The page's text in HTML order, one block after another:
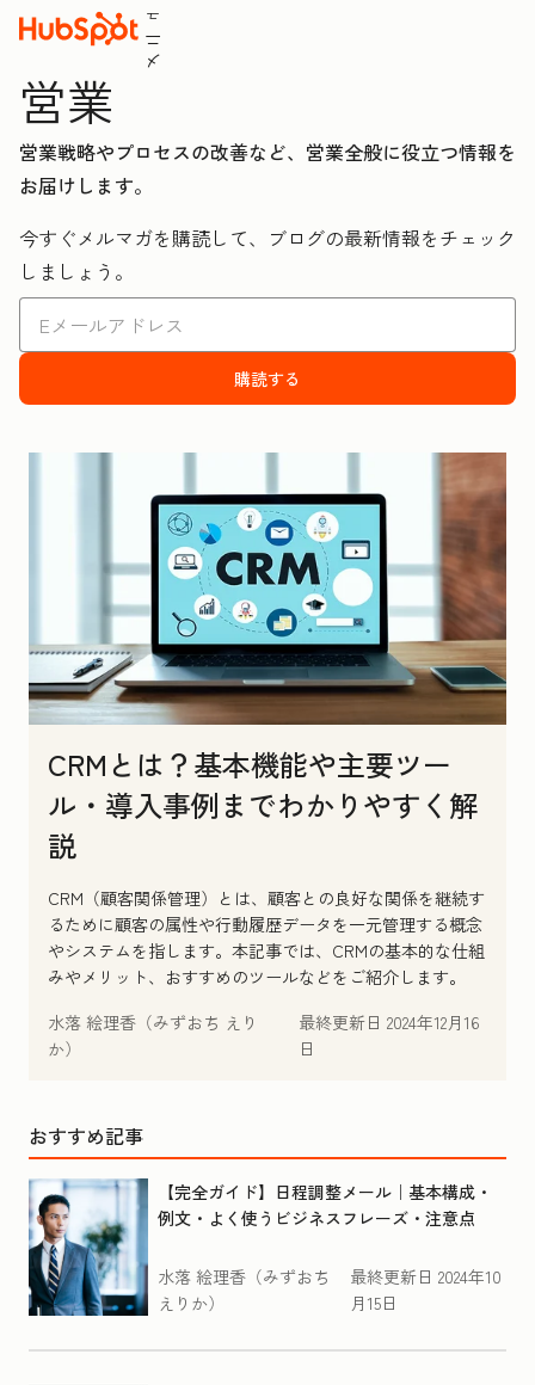
メ
ニ
ュ
営業
営業戦略やプロセスの改善など、営業全般に役立つ情報を
お届けします。
今すぐメルマガを購読して、ブログの最新情報をチェック
しましょう。
購読する
CRMとは？基本機能や主要ツー
ル・導入事例までわかりやすく解
説
CRM（顧客関係管理）とは、顧客との良好な関係を継続す
るために顧客の属性や行動履歴データを一元管理する概念
やシステムを指します。本記事では、CRMの基本的な仕組
みやメリット、おすすめのツールなどをご紹介します。
水落 絵理香（みずおち えり
か）
最終更新日 2024年12月16
日
おすすめ記事
【完全ガイド】日程調整メール｜基本構成・
例文・よく使うビジネスフレーズ・注意点
水落 絵理香（みずおち
えりか）
最終更新日 2024年10
月15日